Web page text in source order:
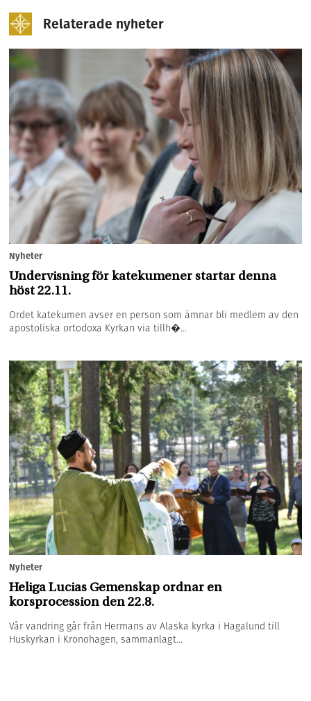
Relaterade nyheter
Nyheter
Undervisning för katekumener startar denna
höst 22.11.
Ordet katekumen avser en person som ämnar bli medlem av den
apostoliska ortodoxa Kyrkan via tillh�...
Nyheter
Heliga Lucias Gemenskap ordnar en
korsprocession den 22.8.
Vår vandring går från Hermans av Alaska kyrka i Hagalund till
Huskyrkan i Kronohagen, sammanlagt...